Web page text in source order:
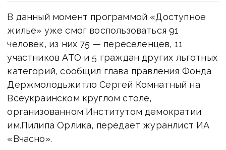
В данный момент программой «Доступное
жилье» уже смог воспользоваться 91
человек, из них 75 — переселенцев, 11
участников АТО и 5 граждан других льготных
категорий, сообщил глава правления Фонда
Держмолодьжитло Сергей Комнатный на
Всеукраинском круглом столе,
организованном Институтом демократии
им.Пилипа Орлика, передает журанлист ИА
«Вчасно».